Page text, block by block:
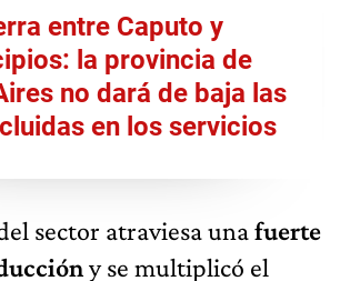
entre Caputo y
la provincia de
no dará de baja las
en los servicios
sector atraviesa unafuerte
y se multiplicó el